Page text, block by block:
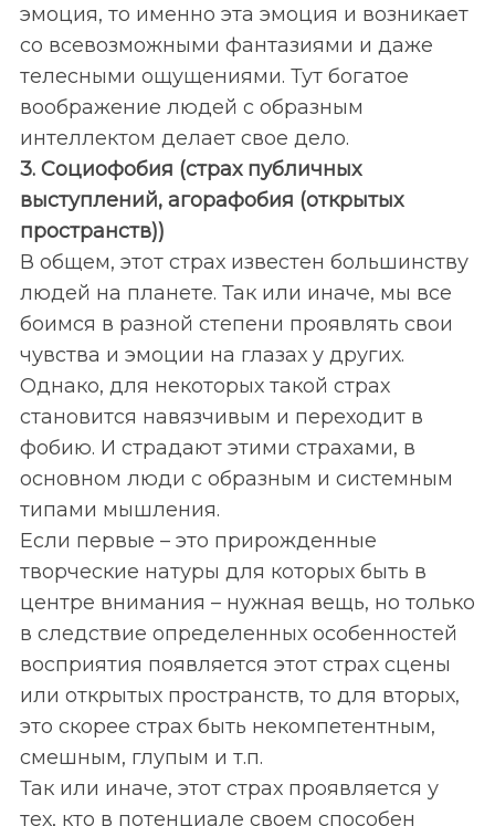
эмоция, то именно эта эмоция и возникает
со всевозможными фантазиями и даже
телесными ощущениями. Тут богатое
воображение людей с образным
интеллектом делает свое дело.
3. Социофобия (страх публичных
выступлений, агорафобия (открытых
пространств))
В общем, этот страх известен большинству
людей на планете. Так или иначе, мы все
боимся в разной степени проявлять свои
чувства и эмоции на глазах у других.
Однако, для некоторых такой страх
становится навязчивым и переходит в
фобию. И страдают этими страхами, в
основном люди с образным и системным
типами мышления.
Если первые – это прирожденные
творческие натуры для которых быть в
центре внимания – нужная вещь, но только
в следствие определенных особенностей
восприятия появляется этот страх сцены
или открытых пространств, то для вторых,
это скорее страх быть некомпетентным,
смешным, глупым и т.п.
Так или иначе, этот страх проявляется у
тех, кто в потенциале своем способен
S
e
a
h
f
o
По авторам